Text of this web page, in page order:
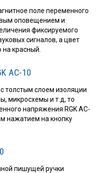
поле переменного
оповещением и
фиксируемого
сигналов, а цвет
на красный.
AC-10
толстым слоем изоляции
микросхемы и т.д, то
напряжения RGK AC-
нажатием на кнопку
пишущей ручки